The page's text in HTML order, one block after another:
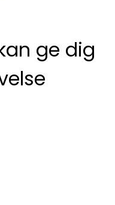
ge dig